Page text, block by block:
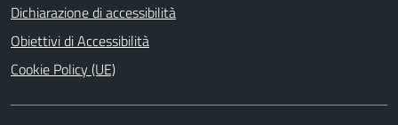
Dichiarazione di accessibilità
Obiettivi di Accessibilità
Cookie Policy (UE)